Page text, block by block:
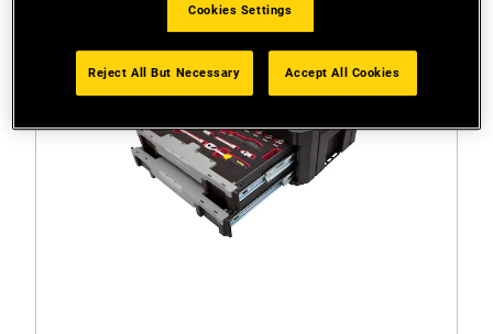
Cookies Settings
Reject All But Necessary Accept All Cookies